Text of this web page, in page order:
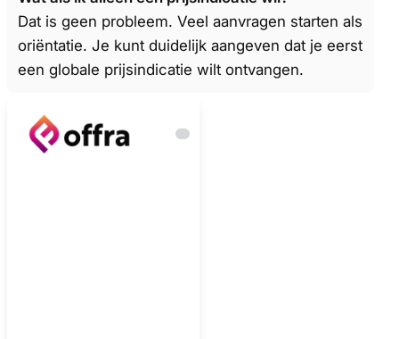
Dat is geen probleem. Veel aanvragen starten als
oriëntatie. Je kunt duidelijk aangeven dat je eerst
een globale prijsindicatie wilt ontvangen.